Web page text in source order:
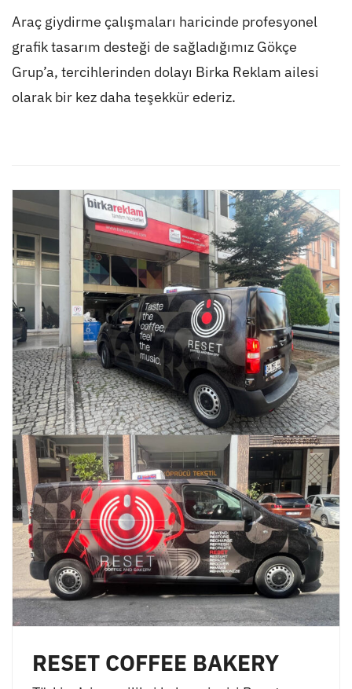
Araç giydirme çalışmaları haricinde profesyonel
grafik tasarım desteği de sağladığımız Gökçe
Grup’a, tercihlerinden dolayı Birka Reklam ailesi
olarak bir kez daha teşekkür ederiz.
RESET COFFEE BAKERY